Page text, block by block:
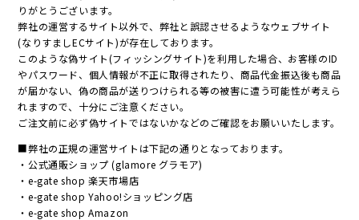
りがとうございます。
弊社の運営するサイト以外で、弊社と誤認させるようなウェブサイト
(なりすましECサイト)が存在しております。
このような偽サイト(フィッシングサイト)を利用した場合、お客様のID
やパスワード、個人情報が不正に取得されたり、商品代金振込後も商品
が届かない、偽の商品が送りつけられる等の被害に遭う可能性が考えら
れますので、十分にご注意ください。
ご注文前に必ず偽サイトではないかなどのご確認をお願いいたします。
■弊社の正規の運営サイトは下記の通りとなっております。
・公式通販ショップ (glamore グラモア)
・e-gate shop 楽天市場店
・e-gate shop Yahoo!ショッピング店
・e-gate shop Amazon